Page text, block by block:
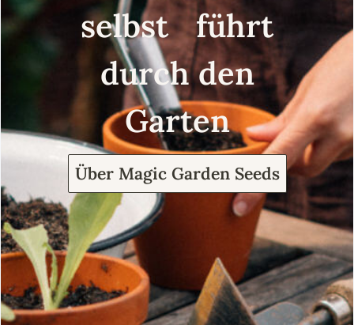
selbst führt
durch den
Garten
Über Magic Garden Seeds